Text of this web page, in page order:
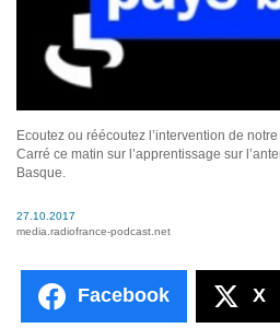
Ecoutez ou réécoutez l’intervention de
Carré ce matin sur l’apprentissage sur
Basque.
27.10.2017
media.radiofrance-podcast.net
Facebook X